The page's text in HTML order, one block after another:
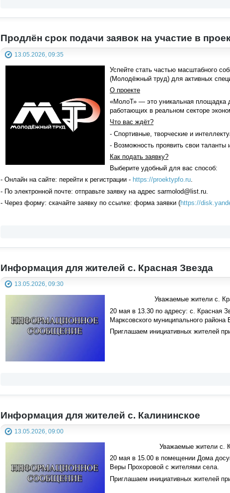
Продлён срок подачи заявок на участие в
13.05.2026, 09:35
Успейте стать частью масштабного
(Молодёжный труд) для активных
О проекте
«МолоТ» — это уникальная площадка
работающих в реальном секторе
Что вас ждёт?
- Спортивные, творческие и
- Возможность проявить свои таланты
Как подать заявку?
Выберите удобный для вас способ:
- Онлайн на сайте: перейти к регистрации - https://proektypfo.ru.
- По электронной почте: отправьте заявку на адрес sarmolod@list.ru.
- Через форму: скачайте заявку по ссылке: форма заявки (https://
Информация для жителей с. Красная Звезда
13.05.2026, 09:30
Уважаемые жители с.
20 мая в 13.30 по адресу: с. Красная
Марксовского муниципального
Приглашаем инициативных жителей
Информация для жителей с. Калининское
13.05.2026, 09:00
Уважаемые жители с.
20 мая в 15.00 в помещении Дома
Веры Прохоровой с жителями села.
Приглашаем инициативных жителей